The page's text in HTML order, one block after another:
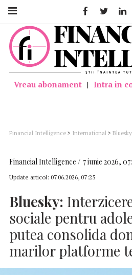
Vreau abonament | Intra in
Financial Intelligence > International >
Financial Intelligence 7 iunie 2026,
Update articol: 07.06.2026, 07:25
Bluesky:
sociale pentru
putea consolida
marilor platforme
FacebookTwitter